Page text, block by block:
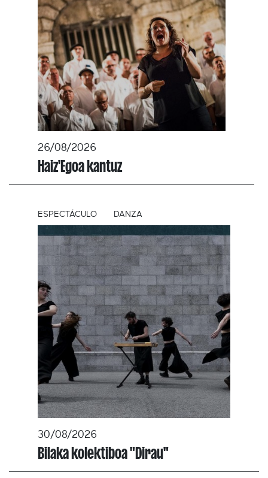
26/08/2026
Haiz'Egoa kantuz
ESPECTÁCULO DANZA
30/08/2026
Bilaka kolektiboa "Dirau"